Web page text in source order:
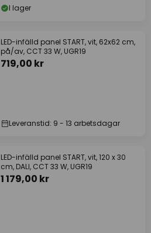
I lager
LED-infälld panel START, vit, 62x62 cm,
på/av, CCT 33 W, UGR19
719,00 kr
Leveranstid: 9 - 13 arbetsdagar
LED-infälld panel START, vit, 120 x 30
cm, DALI, CCT 33 W, UGR19
1 179,00 kr